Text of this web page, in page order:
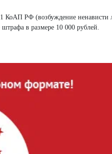
КоАП РФ (возбуждение ненависти
в размере 10 000 рублей.